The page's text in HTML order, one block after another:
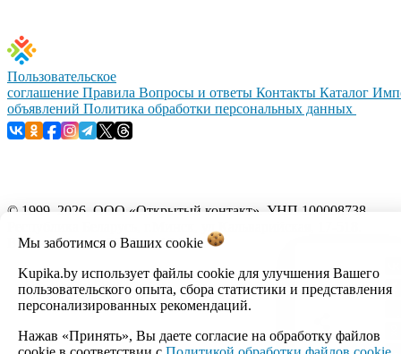
Мы заботимся о Ваших cookie
Kupika.by использует файлы cookie для улучшения Вашего
пользовательского опыта, сбора статистики и представления
персонализированных рекомендаций.
Нажав «Принять», Вы даете согласие на обработку файлов
Пользовательское
соглашение Правила Вопросы и ответы Контакты Каталог
объявлений Политика обработки персональных данных
© 1999–2026, ООО «Открытый контакт». УНП 100008738.
Время работы с 09:00 до 18:00.
Настройка cookie